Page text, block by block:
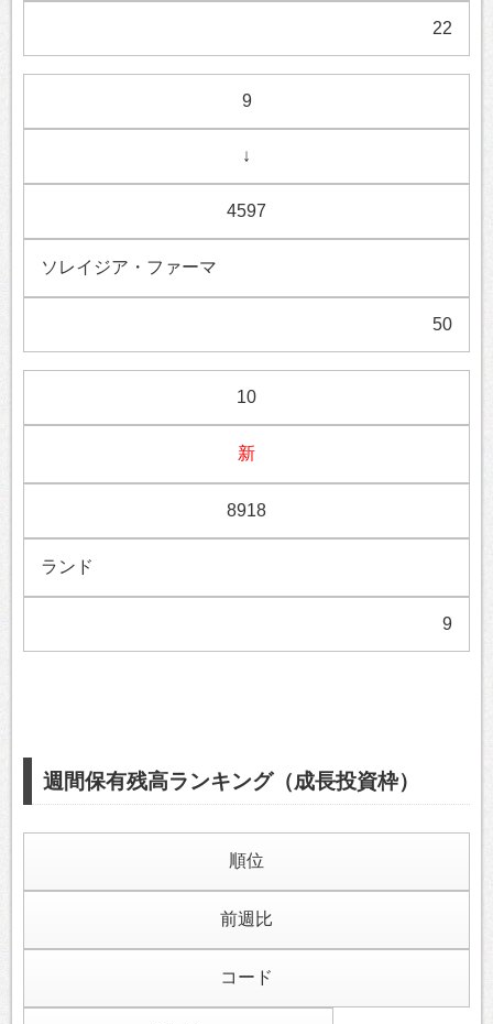
22
9
↓
4597
ソレイジア・ファーマ
50
10
新
8918
ランド
9
週間保有残高ランキング（成長投資枠）
順位
前週比
コード